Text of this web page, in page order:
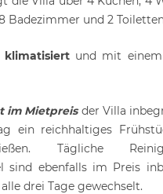
Badezimmer und 2
klimatisiertund mit
im Mietpreisder Villa
ein reichhaltiges
Tägliche
sind ebenfalls im Preis
drei Tage gewechselt.